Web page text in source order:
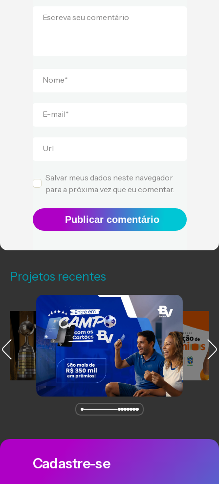
Escreva seu comentário
Nome*
E-mail*
Url
Salvar meus dados neste navegador
para a próxima vez que eu comentar.
Publicar comentário
Cadastre-se
Projetos recentes